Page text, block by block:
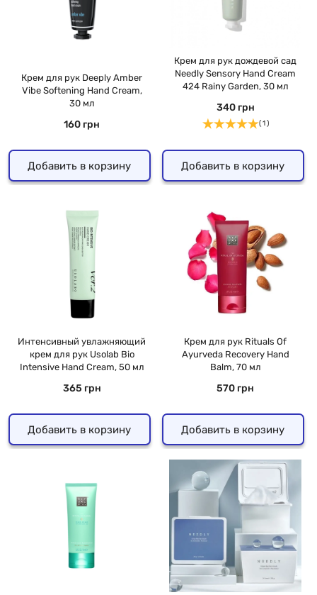
Крем для рук Deeply Amber
Vibe Softening Hand Cream,
30 мл
160 грн
Добавить в корзину
Крем для рук дождевой сад
Needly Sensory Hand Cream
424 Rainy Garden, 30 мл
340 грн
( 1 )
Добавить в корзину
Интенсивный увлажняющий
крем для рук Usolab Bio
Intensive Hand Cream, 50 мл
365 грн
Добавить в корзину
Крем для рук Rituals Of
Ayurveda Recovery Hand
Balm, 70 мл
570 грн
Добавить в корзину